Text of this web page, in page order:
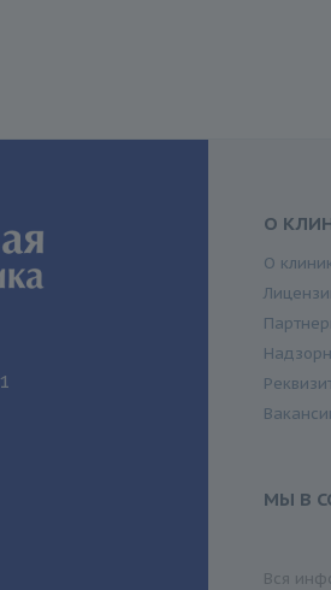
О
О
МЫ В
Вся